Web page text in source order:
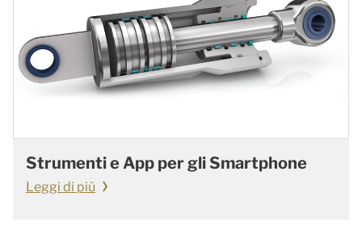
Strumenti e App per gli Smartphone
Leggi di più